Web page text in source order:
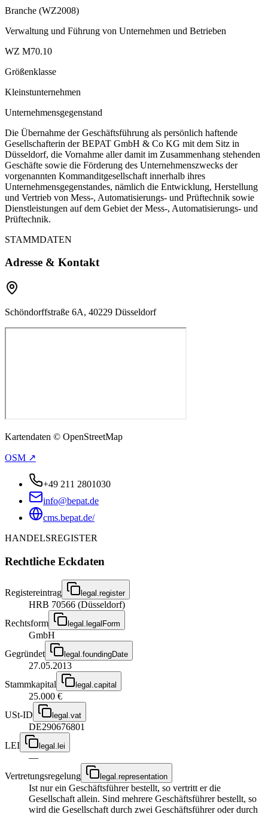
Branche (WZ2008)
Verwaltung und Führung von Unternehmen und Betrieben
WZ M70.10
Größenklasse
Kleinstunternehmen
Unternehmensgegenstand
Die Übernahme der Geschäftsführung als persönlich haftende
Gesellschafterin der BEPAT GmbH & Co KG mit dem Sitz in
Düsseldorf, die Vornahme aller damit im Zusammenhang stehenden
Geschäfte sowie die Förderung des Unternehmenszwecks der
vorgenannten Kommanditgesellschaft innerhalb ihres
Unternehmensgegenstandes, nämlich die Entwicklung, Herstellung
und Vertrieb von Mess-, Automatisierungs- und Prüftechnik sowie
Dienstleistungen auf dem Gebiet der Mess-, Automatisierungs- und
Prüftechnik.
STAMMDATEN
Adresse & Kontakt
Schöndorffstraße 6A, 40229 Düsseldorf
Kartendaten © OpenStreetMap
OSM ↗
+49 211 2801030
info@bepat.de
cms.bepat.de/
HANDELSREGISTER
Rechtliche Eckdaten
Registereintrag legal.register
HRB 70566 (Düsseldorf)
Rechtsform
legal.legalForm
GmbH
Gegründet
legal.foundingDate
27.05.2013
Stammkapital
legal.capital
25.000 €
USt-ID
legal.vat
DE290676801
LEI
legal.lei
—
Vertretungsregelung
legal.representation
Ist nur ein Geschäftsführer bestellt, so vertritt er die
Gesellschaft allein. Sind mehrere Geschäftsführer bestellt, so
wird die Gesellschaft durch zwei Geschäftsführer oder durch